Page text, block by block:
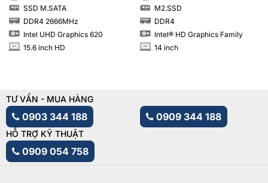
SSD SSD M.SATA
DDR4 2666MHz
Intel UHD Graphics 620
INCH 15.6 inch HD
SSD M2.SSD
DDR4
Intel® HD Graphics Family
INCH 14 inch
TƯ VẤN - MUA HÀNG
0903 344 188 0909 344 188
HỖ TRỢ KỸ THUẬT
0909 054 758